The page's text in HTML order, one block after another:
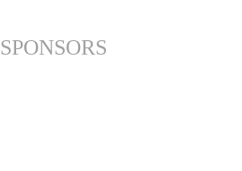
SPONSORS